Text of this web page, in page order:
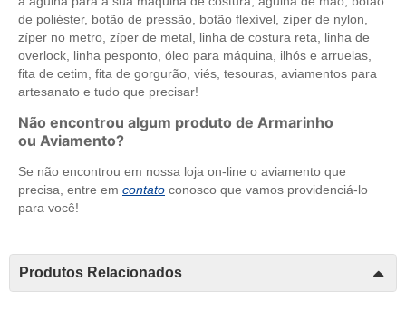
de poliéster, botão de pressão, botão flexível, zíper de nylon,
zíper no metro, zíper de metal, linha de costura reta, linha de
overlock, linha pesponto, óleo para máquina, ilhós e arruelas,
fita de cetim, fita de gorgurão, viés, tesouras, aviamentos para
artesanato e tudo que precisar!
Não encontrou algum produto de Armarinho
ou Aviamento?
Se não encontrou em nossa loja on-line o aviamento que
precisa, entre em contato conosco que vamos providenciá-lo
para você!
Produtos Relacionados